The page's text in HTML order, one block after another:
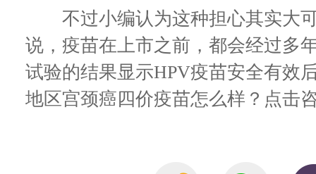
不过小编认为这种担心其实大可
说，疫苗在上市之前，都会经过多
试验的结果显示HPV疫苗安全有效
地区宫颈癌四价疫苗怎么样？点击